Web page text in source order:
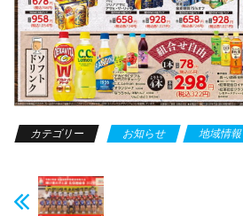
カテゴリー お知らせ 地域情報